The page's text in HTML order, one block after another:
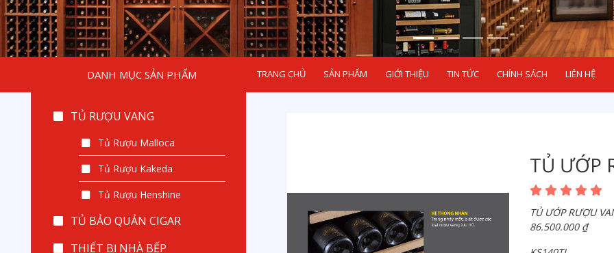
DANH MỤC SẢN PHẨM TRANG CHỦ SẢN PHẨM GIỚI THIỆU TIN TỨC CHÍNH SÁCH LIÊN HỆ
TỦ RƯỢU VANG
Tủ Rượu Malloca
Tủ Rượu Kakeda
Tủ Rượu Henshine
TỦ BẢO QUẢN CIGAR
THIẾT BỊ NHÀ BẾP
TỦ ƯỚP
TỦ ƯỚP RƯỢU
86.500.000 ₫